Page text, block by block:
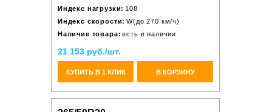
Индекс нагрузки: 108
Индекс скорости: W(до 270 км/ч)
Наличие товара: есть в наличии
21 153 руб./шт.
КУПИТЬ В 1 КЛИК В КОРЗИНУ